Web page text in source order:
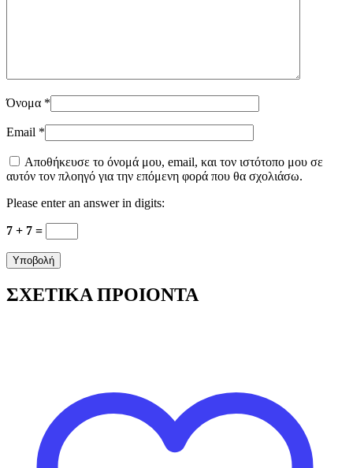
Όνομα *
Email *
Αποθήκευσε το όνομά μου, email, και τον ιστότοπο μου σε
αυτόν τον πλοηγό για την επόμενη φορά που θα σχολιάσω.
Please enter an answer in digits:
7 + 7 =
ΣΧΕΤΙΚΑ ΠΡΟΙΟΝΤΑ